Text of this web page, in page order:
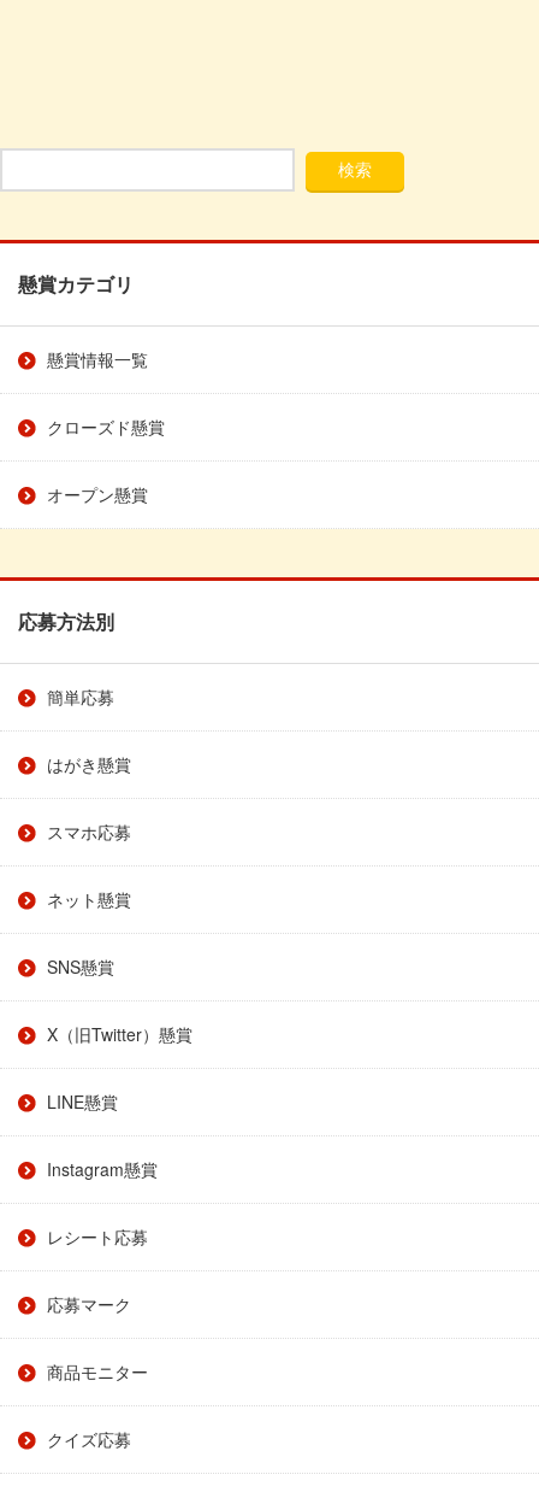
懸賞カテゴリ
懸賞情報一覧
クローズド懸賞
オープン懸賞
応募方法別
簡単応募
はがき懸賞
スマホ応募
ネット懸賞
SNS懸賞
X（旧Twitter）懸賞
LINE懸賞
Instagram懸賞
レシート応募
応募マーク
商品モニター
クイズ応募